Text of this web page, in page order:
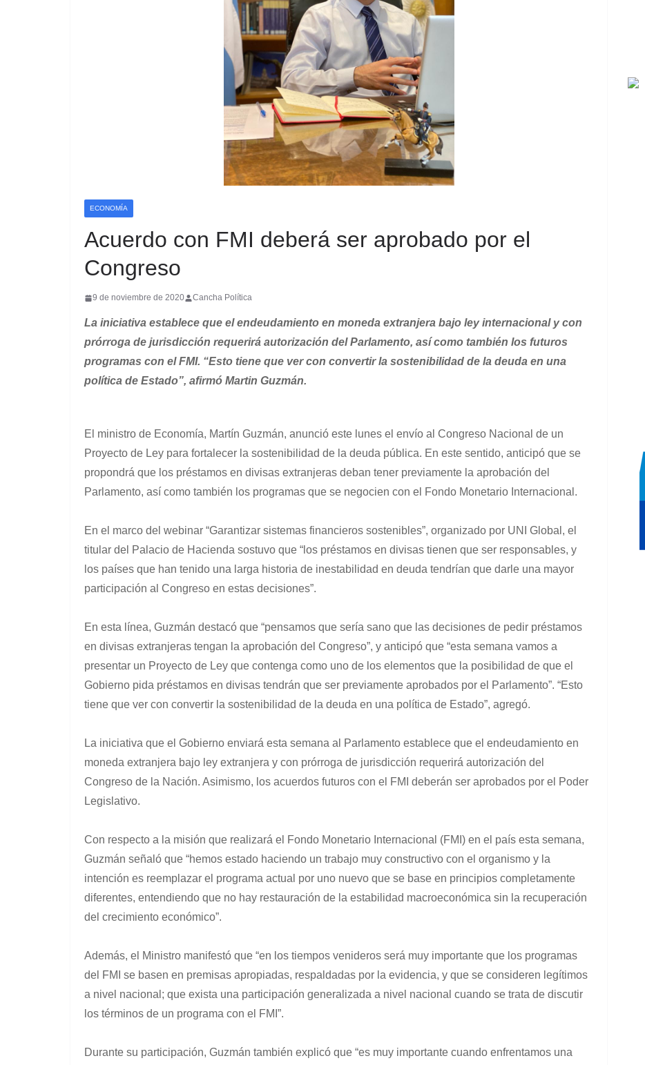
ECONOMÍA
Acuerdo con FMI deberá ser aprobado por el
Congreso
9 de noviembre de 2020 Cancha Política
La iniciativa establece que el endeudamiento en moneda extranjera bajo ley internacional y con
prórroga de jurisdicción requerirá autorización del Parlamento, así como también los futuros
programas con el FMI. “Esto tiene que ver con convertir la sostenibilidad de la deuda en una
política de Estado”, afirmó Martin Guzmán.
El ministro de Economía, Martín Guzmán, anunció este lunes el envío al Congreso Nacional de un
Proyecto de Ley para fortalecer la sostenibilidad de la deuda pública. En este sentido, anticipó que se
propondrá que los préstamos en divisas extranjeras deban tener previamente la aprobación del
Parlamento, así como también los programas que se negocien con el Fondo Monetario Internacional.
En el marco del webinar “Garantizar sistemas financieros sostenibles”, organizado por UNI Global, el
titular del Palacio de Hacienda sostuvo que “los préstamos en divisas tienen que ser responsables, y
los países que han tenido una larga historia de inestabilidad en deuda tendrían que darle una mayor
participación al Congreso en estas decisiones”.
En esta línea, Guzmán destacó que “pensamos que sería sano que las decisiones de pedir préstamos
en divisas extranjeras tengan la aprobación del Congreso”, y anticipó que “esta semana vamos a
presentar un Proyecto de Ley que contenga como uno de los elementos que la posibilidad de que el
Gobierno pida préstamos en divisas tendrán que ser previamente aprobados por el Parlamento”. “Esto
tiene que ver con convertir la sostenibilidad de la deuda en una política de Estado”, agregó.
La iniciativa que el Gobierno enviará esta semana al Parlamento establece que el endeudamiento en
moneda extranjera bajo ley extranjera y con prórroga de jurisdicción requerirá autorización del
Congreso de la Nación. Asimismo, los acuerdos futuros con el FMI deberán ser aprobados por el Poder
Legislativo.
Con respecto a la misión que realizará el Fondo Monetario Internacional (FMI) en el país esta semana,
Guzmán señaló que “hemos estado haciendo un trabajo muy constructivo con el organismo y la
intención es reemplazar el programa actual por uno nuevo que se base en principios completamente
diferentes, entendiendo que no hay restauración de la estabilidad macroeconómica sin la recuperación
del crecimiento económico”.
Además, el Ministro manifestó que “en los tiempos venideros será muy importante que los programas
del FMI se basen en premisas apropiadas, respaldadas por la evidencia, y que se consideren legítimos
a nivel nacional; que exista una participación generalizada a nivel nacional cuando se trata de discutir
los términos de un programa con el FMI”.
Durante su participación, Guzmán también explicó que “es muy importante cuando enfrentamos una